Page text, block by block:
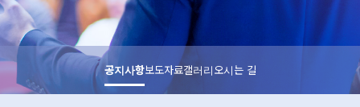
공지사항보도자료갤러리오시는 길